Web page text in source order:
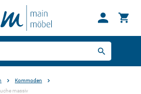
Kommoden
massiv